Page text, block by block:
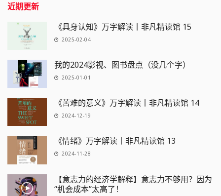
近期更新
《具身认知》万字解读丨非凡精读馆 15
2025-02-04
我的2024影视、图书盘点（没几个字）
2025-01-01
《苦难的意义》万字解读丨非凡精读馆 14
2024-12-19
《情绪》万字解读丨非凡精读馆 13
2024-11-28
【意志力的经济学解释】意志力不够用？因为
“机会成本”太高了！